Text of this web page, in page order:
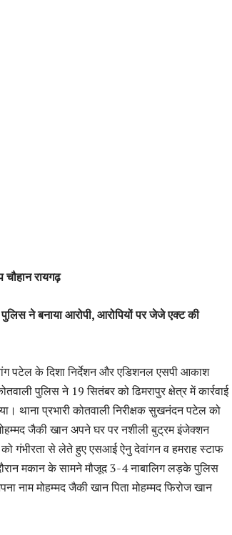
रायगढ़
ने बनाया आरोपी, आरोपियों पर जेजे एक्ट की
पटेल के दिशा निर्देशन और एडिशनल एसपी आकाश
पुलिस ने 19 सितंबर को ढिमरापुर क्षेत्र में कार्रवाई
थाना प्रभारी कोतवाली निरीक्षक सुखनंदन पटेल को
मोहम्मद जैकी खान अपने घर पर नशीली बुट्रम इंजेक्शन
गंभीरता से लेते हुए एसआई ऐनु देवांगन व हमराह स्टाफ
मकान के सामने मौजूद 3-4 नाबालिग लड़के पुलिस
मोहम्मद जैकी खान पिता मोहम्मद फिरोज खान